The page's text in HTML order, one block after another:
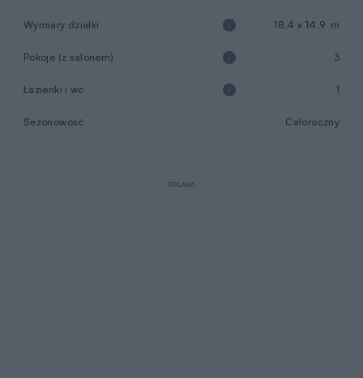
Wymiary działki 18,4 x 14,9 m
Pokoje (z salonem) 3
Łazienki i wc 1
Sezonowość Całoroczny
REKLAMA